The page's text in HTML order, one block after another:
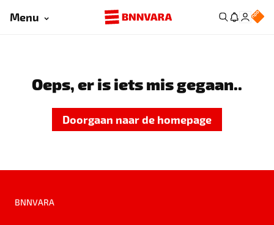
Menu
Oeps, er is iets mis gegaan..
Doorgaan naar de homepage
BNNVARA